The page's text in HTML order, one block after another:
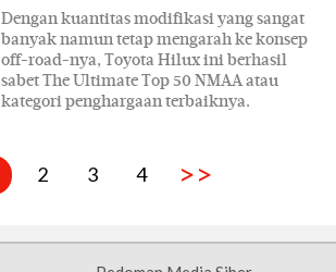
Dengan kuantitas modifikasi yang sangat
banyak namun tetap mengarah ke konsep
off-road-nya, Toyota Hilux ini berhasil
sabet The Ultimate Top 50 NMAA atau
kategori penghargaan terbaiknya.
2 3 4 >>